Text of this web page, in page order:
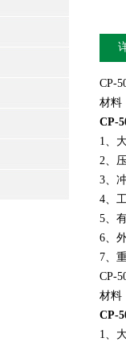
CP-
材料
CP-
1、
2、
3、
4、
5、
6、
7、
CP-
材料
CP-
1、